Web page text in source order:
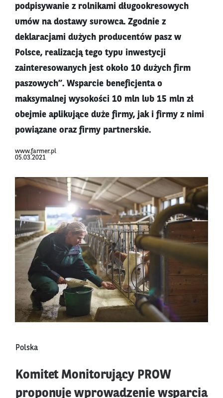
podpisywanie z rolnikami długookresowych
umów na dostawy surowca. Zgodnie z
deklaracjami dużych producentów pasz w
Polsce, realizacją tego typu inwestycji
zainteresowanych jest około 10 dużych firm
paszowych”. Wsparcie beneficjenta o
maksymalnej wysokości 10 mln lub 15 mln zł
obejmie aplikujące duże firmy, jak i firmy z nimi
powiązane oraz firmy partnerskie.
www.farmer.pl
05.03.2021
Polska
Komitet Monitorujący PROW
proponuje wprowadzenie wsparcia